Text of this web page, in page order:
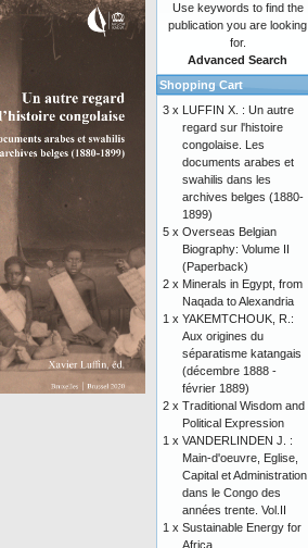
Use keywords to find the
publication you are looking
for.
Advanced Search
Shopping Cart
3 x LUFFIN X. : Un autre
regard sur l'histoire
congolaise. Les
documents arabes et
swahilis dans les
archives belges (1880-
1899)
5 x Overseas Belgian
Biography: Volume II
(Paperback)
2 x Minerals in Egypt, from
Naqada to Alexandria
1 x YAKEMTCHOUK, R.:
Aux origines du
séparatisme katangais
(décembre 1888 -
février 1889)
2 x Traditional Wisdom and
Political Expression
1 x VANDERLINDEN J. :
Main-d'oeuvre, Eglise,
Capital et Administration
dans le Congo des
années trente. Vol.II
1 x Sustainable Energy for
Africa